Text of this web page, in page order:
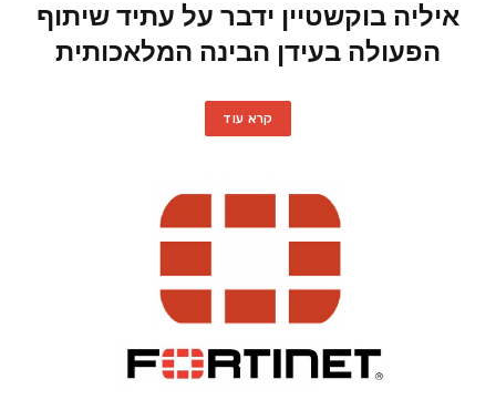
איליה בוקשטיין ידבר על עתיד שיתוף
הפעולה בעידן הבינה המלאכותית
קרא עוד